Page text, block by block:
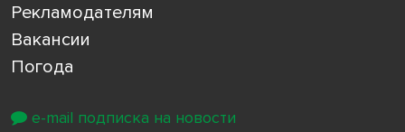
Рекламодателям
Вакансии
Погода
e-mail подписка на новости